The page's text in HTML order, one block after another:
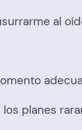
al
planes